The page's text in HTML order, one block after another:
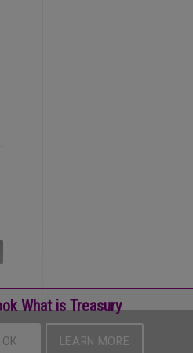
What is Treasury
OK LEARN MORE